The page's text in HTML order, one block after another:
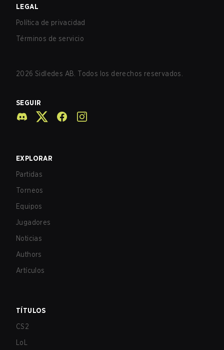
LEGAL
Política de privacidad
Términos de servicio
2026 Sidledes AB. Todos los derechos reservados.
SEGUIR
EXPLORAR
Partidas
Torneos
Equipos
Jugadores
Noticias
Authors
Artículos
TÍTULOS
CS2
LoL